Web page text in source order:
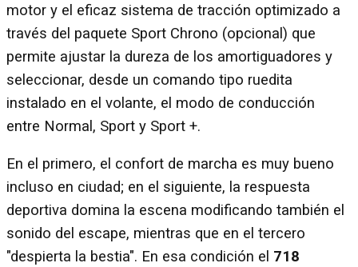
motor y el eficaz sistema de tracción optimizado a
través del paquete Sport Chrono (opcional) que
permite ajustar la dureza de los amortiguadores y
seleccionar, desde un comando tipo ruedita
instalado en el volante, el modo de conducción
entre Normal, Sport y Sport +.
En el primero, el confort de marcha es muy bueno
incluso en ciudad; en el siguiente, la respuesta
deportiva domina la escena modificando también el
sonido del escape, mientras que en el tercero
"despierta la bestia". En esa condición el 718